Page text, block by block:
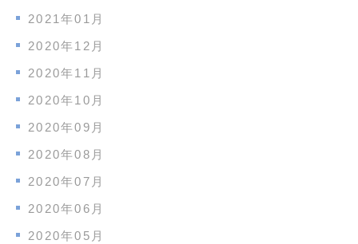
2021年01月
2020年12月
2020年11月
2020年10月
2020年09月
2020年08月
2020年07月
2020年06月
2020年05月